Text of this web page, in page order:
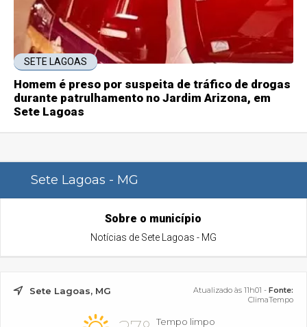
SETE LAGOAS
Homem é preso por suspeita de tráfico de drogas
durante patrulhamento no Jardim Arizona, em
Sete Lagoas
Sete Lagoas - MG
Sobre o município
Notícias de Sete Lagoas - MG
Sete Lagoas, MG Atualizado às 11h01 - Fonte:
ClimaTempo
Tempo limpo